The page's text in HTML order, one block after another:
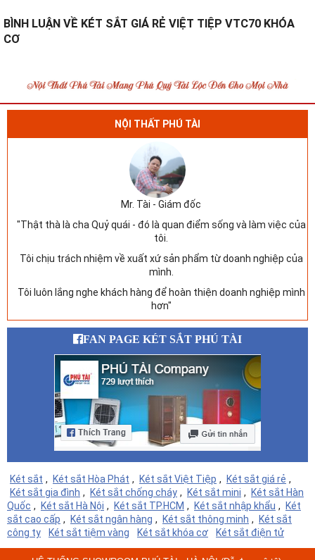
BÌNH LUẬN VỀ KÉT SẮT GIÁ RẺ VIỆT TIỆP VTC70 KHÓA
CƠ
NỘI THẤT PHÚ TÀI
Mr. Tài - Giám đốc
"Thật thà là cha Quỷ quái - đó là quan điểm sống và làm việc của
tôi.
Tôi chịu trách nhiệm về xuất xứ sản phẩm từ doanh nghiệp của
mình.
Tôi luôn lắng nghe khách hàng để hoàn thiện doanh nghiệp mình
hơn"
FAN PAGE KÉT SẮT PHÚ TÀI
Két sắt , Két sắt Hòa Phát , Két sắt Việt Tiệp , Két sắt giá rẻ ,
Két sắt gia đình , Két sắt chống cháy , Két sắt mini ,
Két sắt Hàn
Quốc , Két sắt Hà Nội , Két sắt TP.HCM , Két sắt nhập khẩu ,
Két
sắt cao cấp , Két sắt ngân hàng , Két sắt thông minh ,
Két sắt
công ty
Két sắt tiệm vàng Két sắt khóa cơ Két sắt điện tử